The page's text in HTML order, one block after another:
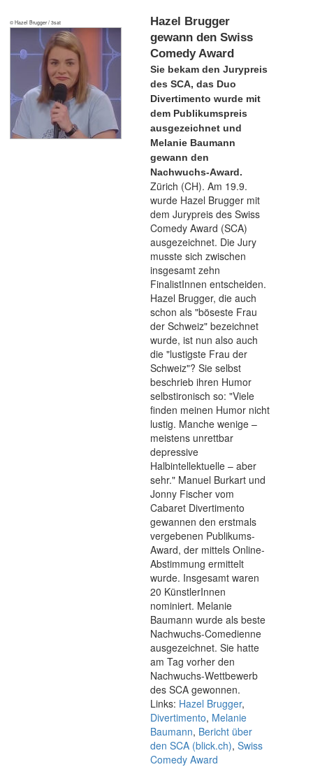
© Hazel Brugger / 3sat
Hazel Brugger
gewann den Swiss
Comedy Award
Sie bekam den Jurypreis
des SCA, das Duo
Divertimento wurde mit
dem Publikumspreis
ausgezeichnet und
Melanie Baumann
gewann den
Nachwuchs-Award.
Zürich (CH). Am 19.9.
wurde Hazel Brugger mit
dem Jurypreis des Swiss
Comedy Award (SCA)
ausgezeichnet. Die Jury
musste sich zwischen
insgesamt zehn
FinalistInnen entscheiden.
Hazel Brugger, die auch
schon als "böseste Frau
der Schweiz" bezeichnet
wurde, ist nun also auch
die "lustigste Frau der
Schweiz"? Sie selbst
beschrieb ihren Humor
selbstironisch so: "Viele
finden meinen Humor nicht
lustig. Manche wenige –
meistens unrettbar
depressive
Halbintellektuelle – aber
sehr." Manuel Burkart und
Jonny Fischer vom
Cabaret Divertimento
gewannen den erstmals
vergebenen Publikums-
Award, der mittels Online-
Abstimmung ermittelt
wurde. Insgesamt waren
20 KünstlerInnen
nominiert. Melanie
Baumann wurde als beste
Nachwuchs-Comedienne
ausgezeichnet. Sie hatte
am Tag vorher den
Nachwuchs-Wettbewerb
des SCA gewonnen.
Links: Hazel Brugger,
Divertimento, Melanie
Baumann, Bericht über
den SCA (blick.ch), Swiss
Comedy Award